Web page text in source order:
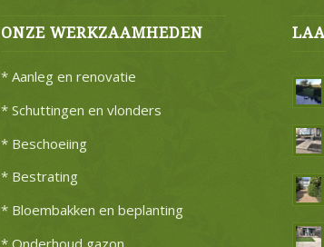
ONZE WERKZAAMHEDEN
* Aanleg en renovatie
* Schuttingen en vlonders
* Beschoeiing
* Bestrating
* Bloembakken en beplanting
* Onderhoud gazon